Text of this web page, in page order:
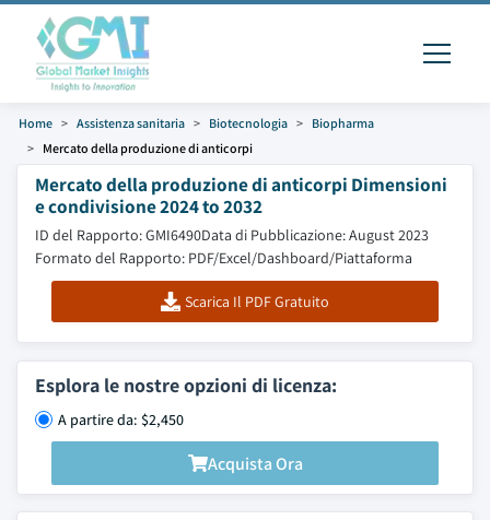
Home Assistenza sanitaria Biotecnologia
Biopharma
Mercato della produzione di anticorpi
Mercato della produzione di anticorpi Dimensioni
e condivisione 2024 to 2032
ID del Rapporto: GMI6490Data di Pubblicazione: August 2023
Formato del Rapporto: PDF/Excel/Dashboard/Piattaforma
Scarica Il PDF Gratuito
Esplora le nostre opzioni di licenza:
A partire da: $2,450
Acquista Ora